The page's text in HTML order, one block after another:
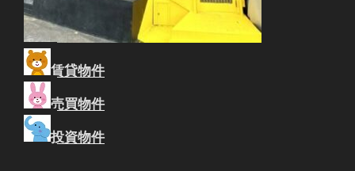
賃貸物件
売買物件
投資物件